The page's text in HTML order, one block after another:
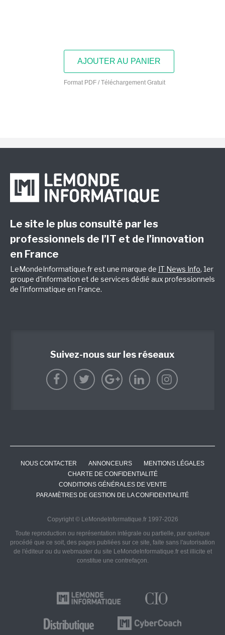
AJOUTER AU PANIER
Format PDF / Téléchargement Gratuit
Le site le plus consulté par les
professionnels de l’IT et de l’innovation
en France
LeMondeInformatique.fr est une marque de IT News Info, 1er
groupe d'information et de services dédié aux professionnels
de l'informatique en France.
Suivez-nous sur les réseaux
NOUS CONTACTER ANNONCEURS
MENTIONS LÉGALES
CHARTE DE CONFIDENTIALITÉ
CONDITIONS GÉNÉRALES DE VENTE
PARAMÈTRES DE GESTION DE LA CONFIDENTIALITÉ
Copyright © LeMondeInformatique.fr 1997-2026
Toute reproduction ou représentation intégrale ou partielle, par quelque
procédé que ce soit, des pages publiées sur ce site, faite sans l'autorisation
de l'éditeur ou du webmaster du site LeMondeInformatique.fr est illicite et
constitue une contrefaçon.